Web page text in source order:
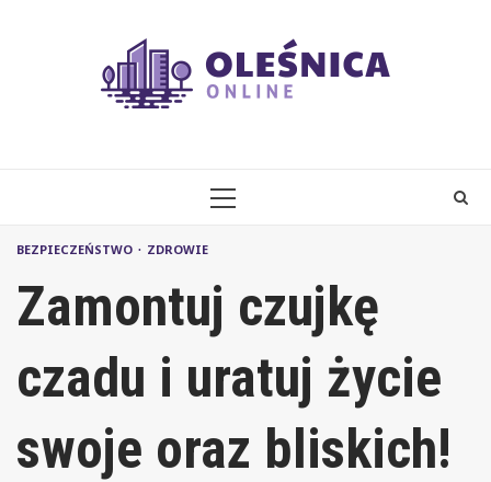
PRIMARY
BEZPIECZEŃSTWO ZDROWIE
Zamontuj czujkę
czadu i uratuj życie
swoje oraz bliskich!